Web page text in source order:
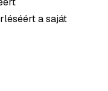
a saját